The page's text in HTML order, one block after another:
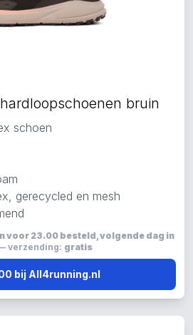
bruin
schoen
gerecycled en mesh
voor 23.00 besteld, volgende dag in
verzending: gratis
bij All4running.nl